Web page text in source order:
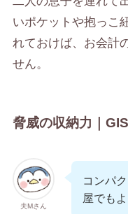
いポケットや抱っこ
れておけば、 お会計
せん。
脅威の収納力｜
夫Mさん
コンパ
屋でも